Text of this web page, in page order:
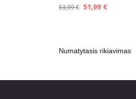
53,99€ 51,99 €